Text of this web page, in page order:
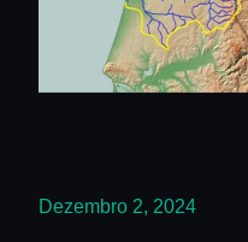
Dezembro 2, 2024